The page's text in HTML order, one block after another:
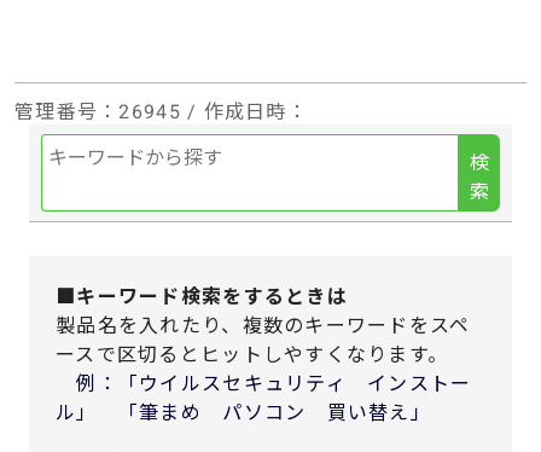
管理番号 ：26945 / 作成日時 ：
検
索
■キーワード検索をするときは
製品名を入れたり、複数のキーワードをスペ
ースで区切るとヒットしやすくなります。
例：「ウイルスセキュリティ インストー
ル」 「筆まめ パソコン 買い替え」